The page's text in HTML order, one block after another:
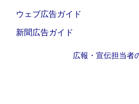
ウェブ広告ガイド
新聞広告ガイド
広報・宣伝担当者